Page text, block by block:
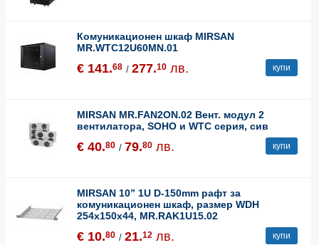
Комуникационен шкаф MIRSAN
MR.WTC12U60MN.01
€ 141.68 / 277.10 лв. купи
MIRSAN MR.FAN2ON.02 Вент. модул 2
вентилатора, SOHO и WTC серия, сив
€ 40.80 / 79.80 лв. купи
MIRSAN 10” 1U D-150mm рафт за
комуникационен шкаф, размер WDH
254x150x44, MR.RAK1U15.02
€ 10.80 / 21.12 лв. купи